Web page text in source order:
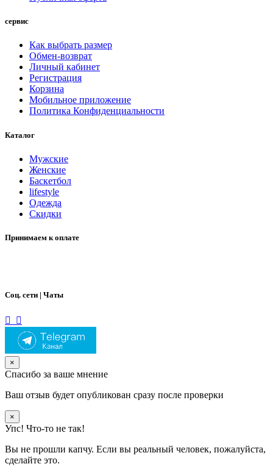
сервис
Как выбрать размер
Обмен-возврат
Личный кабинет
Регистрация
Корзина
Мобильное приложение
Политика Конфиденциальности
Каталог
Мужские
Женские
Баскетбол
lifestyle
Одежда
Скидки
Принимаем к оплате
Соц. сети | Чаты
×
Спасибо за ваше мнение
Ваш отзыв будет опубликован сразу после проверки
×
Упс! Что-то не так!
Вы не прошли капчу. Если вы реальный человек, пожалуйста,
сделайте это.